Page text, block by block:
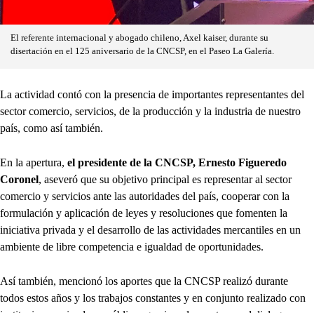
El referente internacional y abogado chileno, Axel kaiser, durante su
disertación en el 125 aniversario de la CNCSP, en el Paseo La Galería.
La actividad contó con la presencia de importantes representantes del
sector comercio, servicios, de la producción y la industria de nuestro
país, como así también.
En la apertura, el presidente de la CNCSP, Ernesto Figueredo
Coronel, aseveró que su objetivo principal es representar al sector
comercio y servicios ante las autoridades del país, cooperar con la
formulación y aplicación de leyes y resoluciones que fomenten la
iniciativa privada y el desarrollo de las actividades mercantiles en un
ambiente de libre competencia e igualdad de oportunidades.
Así también, mencionó los aportes que la CNCSP realizó durante
todos estos años y los trabajos constantes y en conjunto realizado con